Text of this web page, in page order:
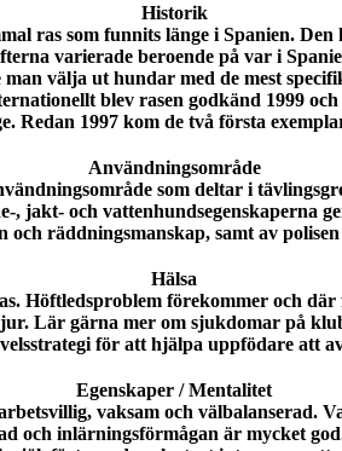
Historik
ras som funnits länge i Spanien.
varierade beroende på var i
välja ut hundar med de mest
blev rasen godkänd 1999
Redan 1997 kom de två första
Användningsområde
som deltar i
, jakt- och vattenhundsegenskaperna
och räddningsmanskap, samt av
Hälsa
Höftledsproblem förekommer och
Lär gärna mer om sjukdomar på
för att hjälpa uppfödare att
Egenskaper / Mentalitet
vaksam och välbalanserad.
och inlärningsförmågan är mycket